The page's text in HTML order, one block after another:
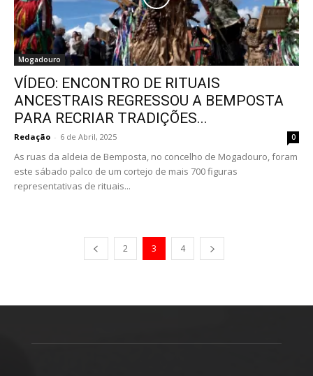
Mogadouro
VÍDEO: ENCONTRO DE RITUAIS
ANCESTRAIS REGRESSOU A BEMPOSTA
PARA RECRIAR TRADIÇÕES...
Redação - 6 de Abril, 2025 0
As ruas da aldeia de Bemposta, no concelho de Mogadouro, foram
este sábado palco de um cortejo de mais 700 figuras
representativas de rituais...
2 3 4